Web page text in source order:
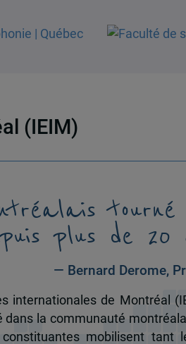
(IEIM)
tourné
plus de 20
— Bernard Derome,
internationales de Montréal
dans la communauté
mobilisent tant